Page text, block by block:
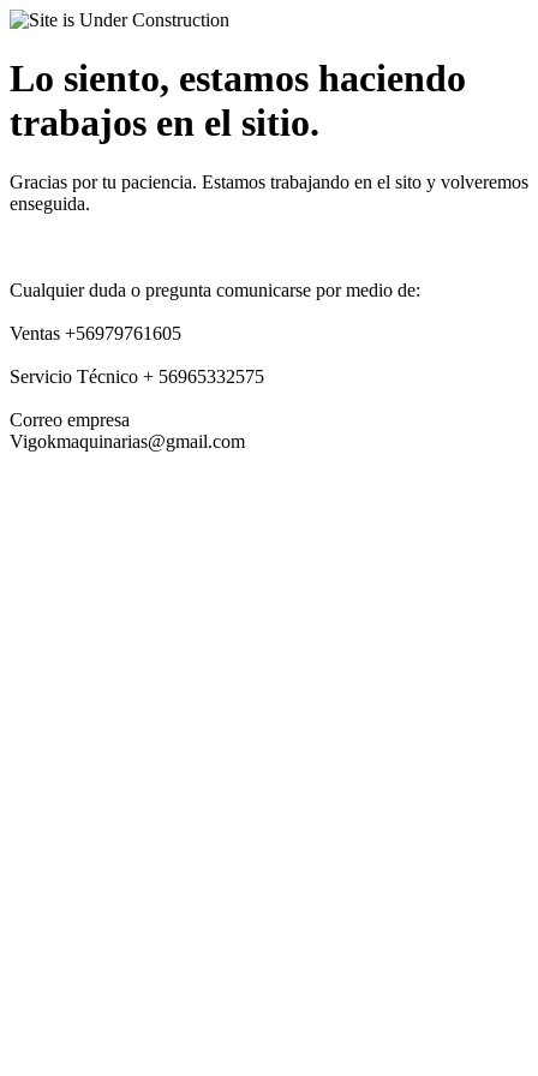
Lo siento, estamos haciendo
trabajos en el sitio.
Gracias por tu paciencia. Estamos trabajando en el sito y volveremos
enseguida.
Cualquier duda o pregunta comunicarse por medio de:
Ventas +56979761605
Servicio Técnico + 56965332575
Correo empresa
Vigokmaquinarias@gmail.com